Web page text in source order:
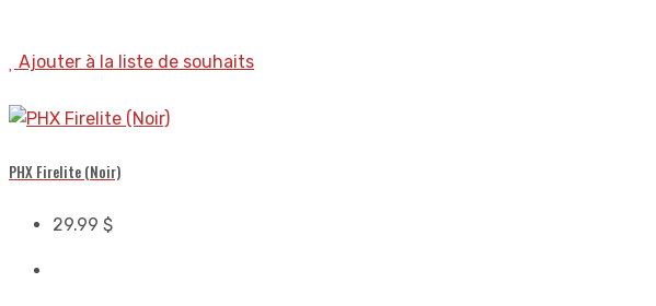
Ajouter à la liste de souhaits
PHX Firelite (Noir)
29.99 $